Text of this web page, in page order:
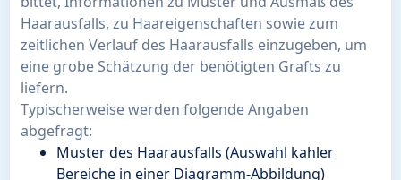
Haarausfalls, zu Haareigenschaften sowie zum
zeitlichen Verlauf des Haarausfalls einzugeben, um
eine grobe Schätzung der benötigten Grafts zu
liefern.
Typischerweise werden folgende Angaben
abgefragt:
Muster des Haarausfalls (Auswahl kahler
Bereiche in einer Diagramm-Abbildung)